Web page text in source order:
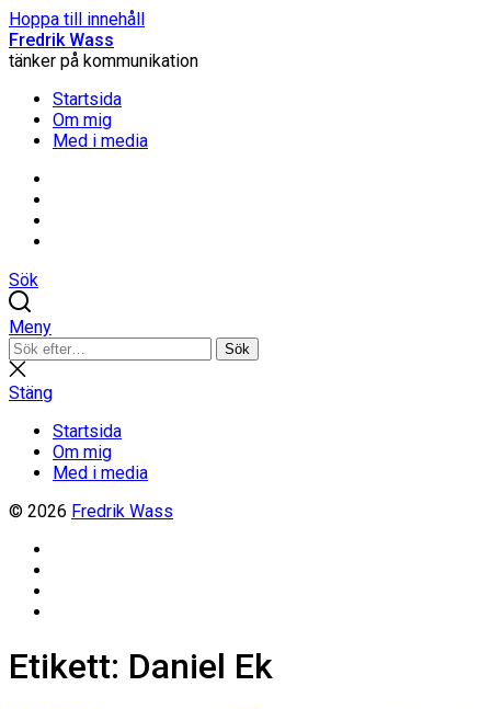
Hoppa till innehåll
Fredrik Wass
tänker på kommunikation
Startsida
Om mig
Med i media
Sök
Meny
Sök
efter:
Sök
Stäng
sökning
Stäng
Startsida
Om mig
Med i media
© 2026 Fredrik Wass
Etikett: Daniel Ek